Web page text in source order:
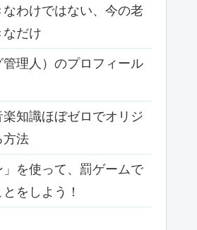
わけではない、今の老
なだけ
理人）のプロフィール
楽知識ほぼゼロでオリジ
方法
」を使って、罰ゲームで
をしよう！